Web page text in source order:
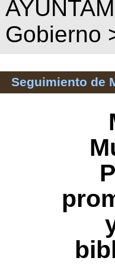
Gobierno
Seguimiento de